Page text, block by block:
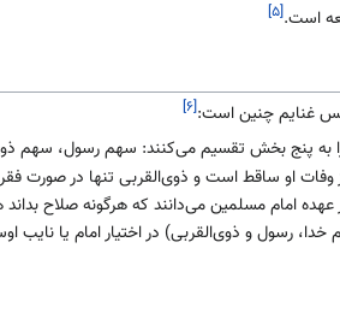
است.[۵]
غنایم چنین است:[۶]
پنج بخش تقسیم می‌کنند: سهم رسول، سهم
او ساقط است و ذوی‌القربی تنها در صورت
امام مسلمین می‌دانند که هرگونه صلاح بداند
و ذوی‌القربی) در اختیار امام یا نایب